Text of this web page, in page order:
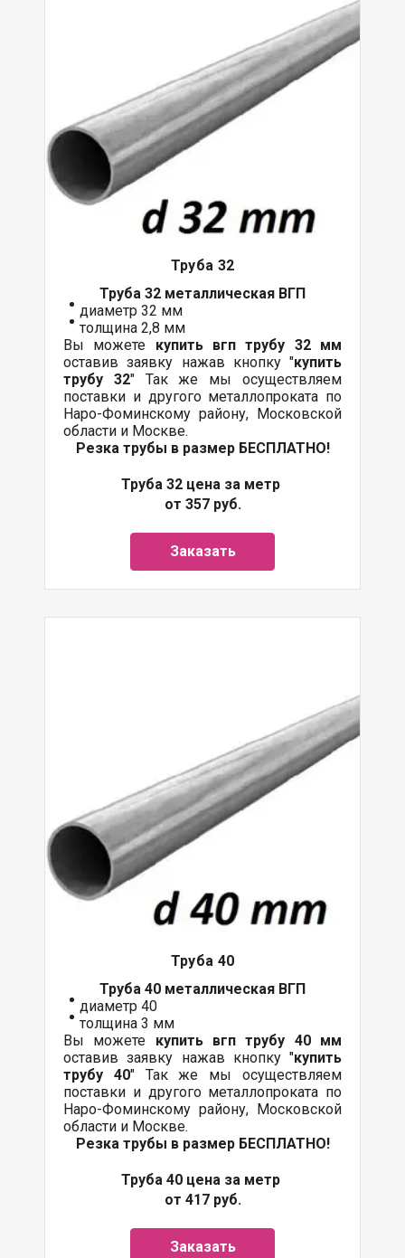
Труба 32
Труба 32 металлическая ВГП
диаметр 32 мм
толщина 2,8 мм
Вы можете купить вгп трубу 32 мм
оставив заявку нажав кнопку "купить
трубу 32" Так же мы осуществляем
поставки и другого металлопроката по
Наро-Фоминскому району, Московской
области и Москве.
Резка трубы в размер БЕСПЛАТНО!
Труба 32 цена за метр
от 357 руб.
Заказать
Труба 40
Труба 40 металлическая ВГП
диаметр 40
толщина 3 мм
Вы можете купить вгп трубу 40 мм
оставив заявку нажав кнопку "купить
трубу 40" Так же мы осуществляем
поставки и другого металлопроката по
Наро-Фоминскому району, Московской
области и Москве.
Резка трубы в размер БЕСПЛАТНО!
Труба 40 цена за метр
от 417 руб.
Заказать